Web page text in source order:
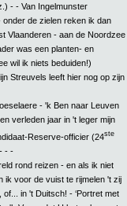
- - Van Ingelmunster
de zielen reken ik dan
Vlaanderen - aan de Noordzee
was een planten- en
wil ik niets beduiden!)
Streuvels leeft hier nog op zijn
- 'k Ben naar Leuven
verleden jaar in 't leger mijn
Reserve-officier (24ste
- -
rond reizen - en als ik niet
ik voor de vuist te rijmelen 't zij
in 't Duitsch! - ‘Portret met